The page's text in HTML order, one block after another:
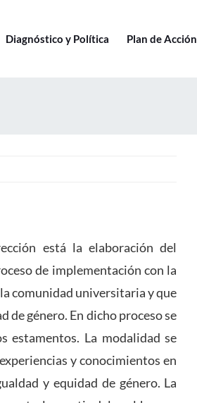
Diagnóstico y Política Plan de Acción
está la elaboración del
de implementación con la
comunidad universitaria y que
género. En dicho proceso se
estamentos. La modalidad se
y conocimientos en
y equidad de género. La